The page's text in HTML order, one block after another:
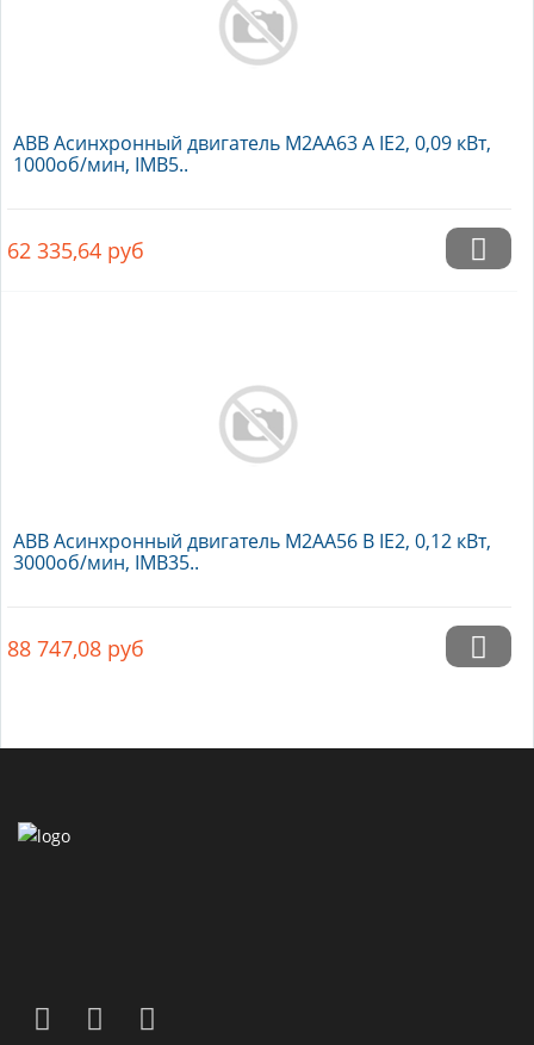
ABB Асинхронный двигатель M2AA63 A IE2, 0,09 кВт,
1000об/мин, IMB5..
62 335,64 руб
ABB Асинхронный двигатель M2AA56 B IE2, 0,12 кВт,
3000об/мин, IMB35..
88 747,08 руб